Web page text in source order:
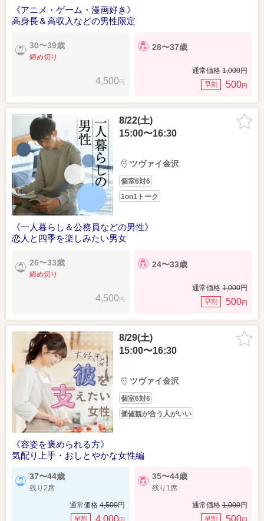
《アニメ・ゲーム・漫画好き》
高身長＆高収入などの男性限定
30〜39歳
締め切り
4,500円
28〜37歳
通常価格 1,000円
早割 500円
8/22(土)
15:00〜16:30
ツヴァイ金沢
個室6対6
1on1トーク
《一人暮らし＆公務員などの男性》
恋人と四季を楽しみたい男女
26〜33歳
締め切り
4,500円
24〜33歳
通常価格 1,000円
早割 500円
8/29(土)
15:00〜16:30
ツヴァイ金沢
個室6対6
価値観が合う人がいい
《容姿を褒められる方》
気配り上手・おしとやかな女性編
37〜44歳
残り2席
通常価格 4,500円
早割 4,000
35〜44歳
残り1席
通常価格 1,000円
早割 500